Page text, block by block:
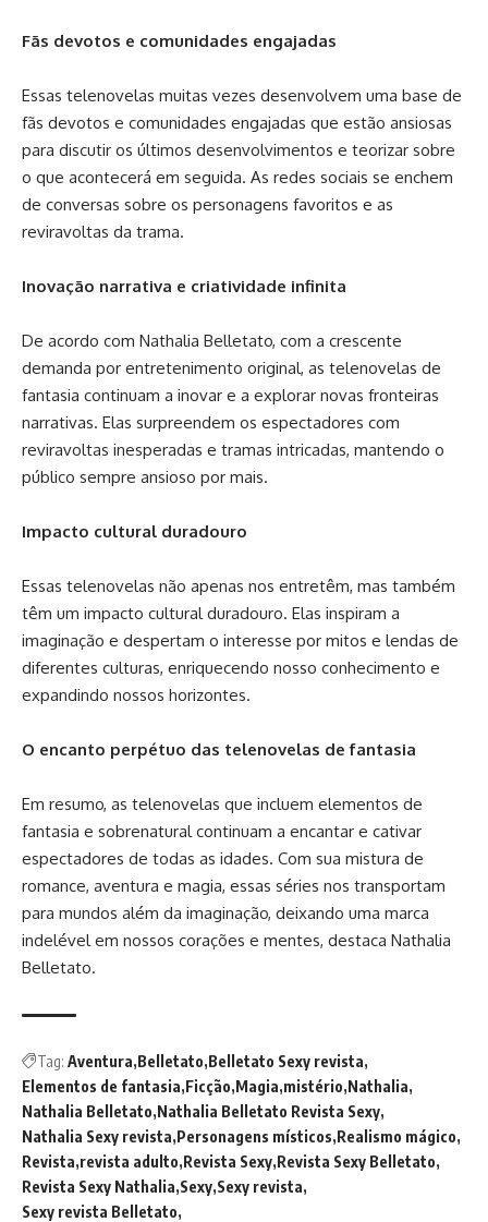
Fãs devotos e comunidades engajadas
Essas telenovelas muitas vezes desenvolvem uma base de
fãs devotos e comunidades engajadas que estão ansiosas
para discutir os últimos desenvolvimentos e teorizar sobre
o que acontecerá em seguida. As redes sociais se enchem
de conversas sobre os personagens favoritos e as
reviravoltas da trama.
Inovação narrativa e criatividade infinita
De acordo com Nathalia Belletato, com a crescente
demanda por entretenimento original, as telenovelas de
fantasia continuam a inovar e a explorar novas fronteiras
narrativas. Elas surpreendem os espectadores com
reviravoltas inesperadas e tramas intricadas, mantendo o
público sempre ansioso por mais.
Impacto cultural duradouro
Essas telenovelas não apenas nos entretêm, mas também
têm um impacto cultural duradouro. Elas inspiram a
imaginação e despertam o interesse por mitos e lendas de
diferentes culturas, enriquecendo nosso conhecimento e
expandindo nossos horizontes.
O encanto perpétuo das telenovelas de fantasia
Em resumo, as telenovelas que incluem elementos de
fantasia e sobrenatural continuam a encantar e cativar
espectadores de todas as idades. Com sua mistura de
romance, aventura e magia, essas séries nos transportam
para mundos além da imaginação, deixando uma marca
indelével em nossos corações e mentes, destaca Nathalia
Belletato.
Tag: Aventura Belletato Belletato Sexy revista
Elementos de fantasia Ficção Magia mistério Nathalia
Nathalia Belletato Nathalia Belletato Revista Sexy
Nathalia Sexy revista Personagens místicos Realismo mágico
Revista revista adulto Revista Sexy Revista Sexy Belletato
Revista Sexy Nathalia Sexy Sexy revista
Sexy revista Belletato